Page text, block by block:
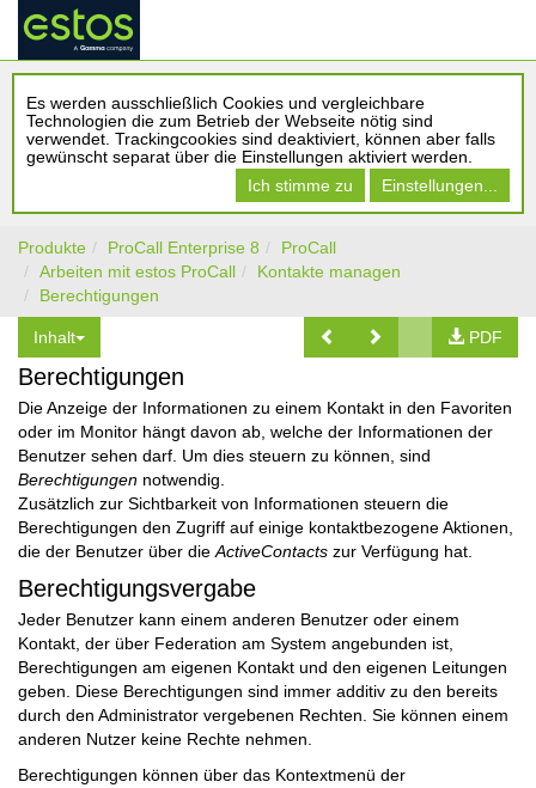
Es werden ausschließlich Cookies und vergleichbare
Technologien die zum Betrieb der Webseite nötig sind
verwendet. Trackingcookies sind deaktiviert, können aber falls
gewünscht separat über die Einstellungen aktiviert werden.
Ich stimme zu
Einstellungen...
Produkte ProCall Enterprise 8
ProCall
Arbeiten mit estos ProCall
Kontakte managen
Berechtigungen
Inhalt PDF
Berechtigungen
Die Anzeige der Informationen zu einem Kontakt in den Favoriten
oder im Monitor hängt davon ab, welche der Informationen der
Benutzer sehen darf. Um dies steuern zu können, sind
Berechtigungen notwendig.
Zusätzlich zur Sichtbarkeit von Informationen steuern die
Berechtigungen den Zugriff auf einige kontaktbezogene Aktionen,
die der Benutzer über die ActiveContacts zur Verfügung hat.
Berechtigungsvergabe
Jeder Benutzer kann einem anderen Benutzer oder einem
Kontakt, der über Federation am System angebunden ist,
Berechtigungen am eigenen Kontakt und den eigenen Leitungen
geben. Diese Berechtigungen sind immer additiv zu den bereits
durch den Administrator vergebenen Rechten. Sie können einem
anderen Nutzer keine Rechte nehmen.
Berechtigungen können über das Kontextmenü der